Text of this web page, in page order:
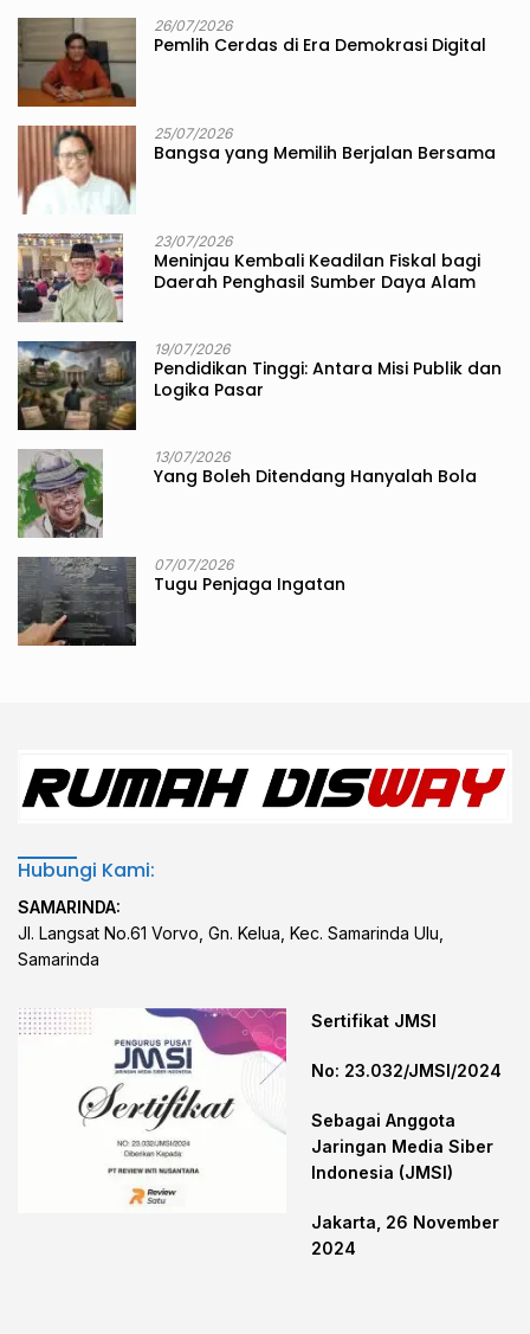
26/07/2026
Pemlih Cerdas di Era Demokrasi Digital
25/07/2026
Bangsa yang Memilih Berjalan Bersama
23/07/2026
Meninjau Kembali Keadilan Fiskal bagi
Daerah Penghasil Sumber Daya Alam
19/07/2026
Pendidikan Tinggi: Antara Misi Publik dan
Logika Pasar
13/07/2026
Yang Boleh Ditendang Hanyalah Bola
07/07/2026
Tugu Penjaga Ingatan
Hubungi Kami:
SAMARINDA:
Jl. Langsat No.61 Vorvo, Gn. Kelua, Kec. Samarinda Ulu,
Samarinda
Sertifikat JMSI
No: 23.032/JMSI/2024
Sebagai Anggota
Jaringan Media Siber
Indonesia (JMSI)
Jakarta, 26 November
2024